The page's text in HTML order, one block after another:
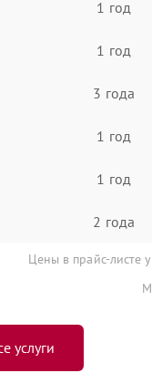
1 год
1 год
3 года
1 год
1 год
2 года
Цены в прайс-листе
услуги